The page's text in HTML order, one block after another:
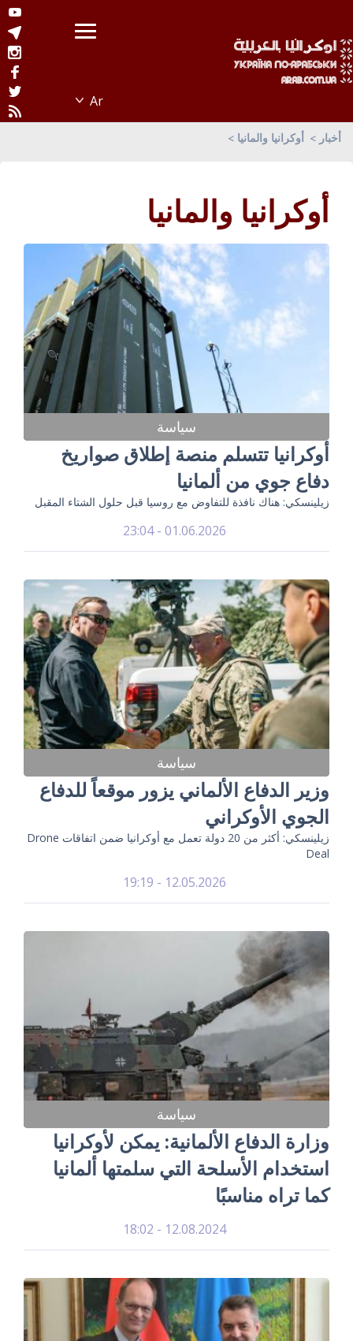
أخبار أوكرانيا والمانيا
أوكرانيا والمانيا
سياسة
أوكرانيا تتسلم منصة إطلاق صواريخ
دفاع جوي من ألمانيا
زيلينسكي: هناك نافذة للتفاوض مع روسيا قبل حلول الشتاء المقبل
01.06.2026 - 23:04
سياسة
وزير الدفاع الألماني يزور موقعاً للدفاع
الجوي الأوكراني
زيلينسكي: أكثر من 20 دولة تعمل مع أوكرانيا ضمن اتفاقات Drone
Deal
12.05.2026 - 19:19
سياسة
وزارة الدفاع الألمانية: يمكن لأوكرانيا
استخدام الأسلحة التي سلمتها ألمانيا
كما تراه مناسبًا
12.08.2024 - 18:02